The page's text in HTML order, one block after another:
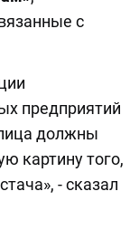
с
предприятий
должны
картину того,
- сказал